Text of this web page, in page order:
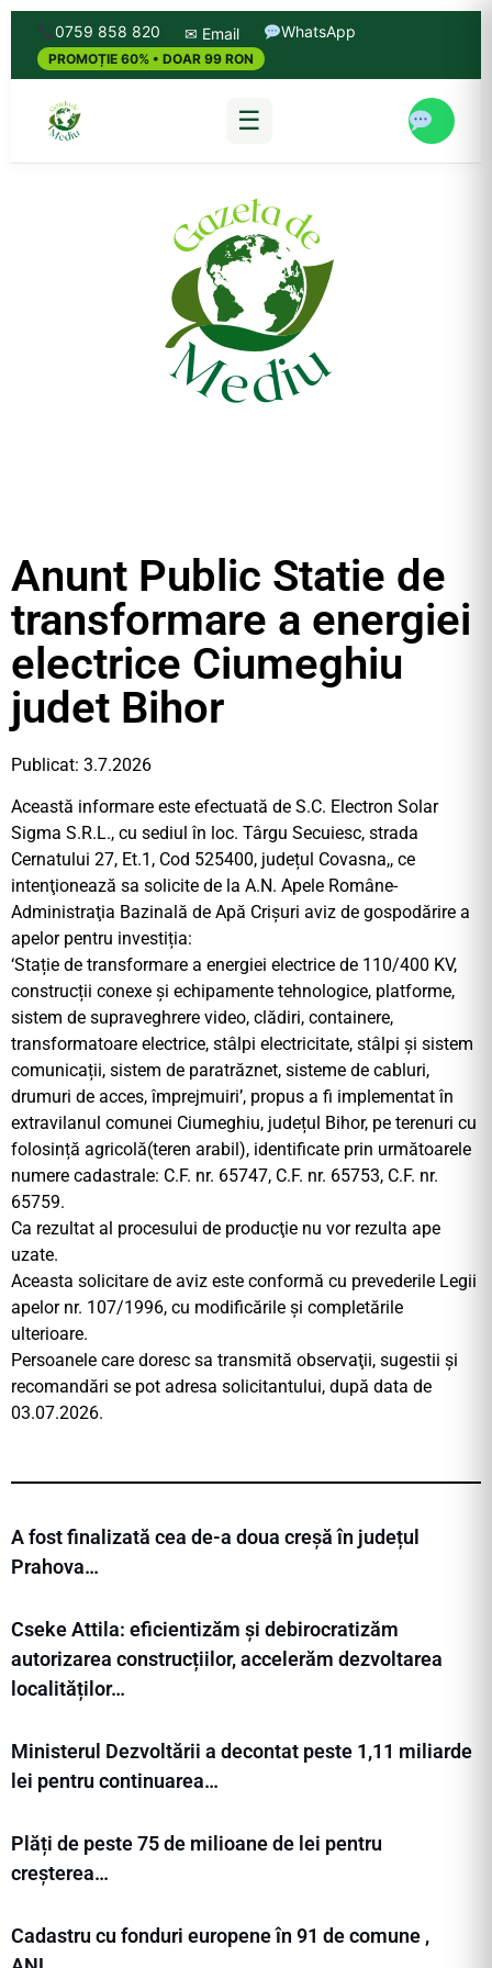
0759 858 820 ✉ Email WhatsApp
PROMOȚIE 60% • DOAR 99 RON
☰
Anunt Public Statie de
transformare a energiei
electrice Ciumeghiu
judet Bihor
Publicat: 3.7.2026
Această informare este efectuată de S.C. Electron Solar
Sigma S.R.L., cu sediul în loc. Târgu Secuiesc, strada
Cernatului 27, Et.1, Cod 525400, județul Covasna,, ce
intenţionează sa solicite de la A.N. Apele Române-
Administraţia Bazinală de Apă Crişuri aviz de gospodărire a
apelor pentru investiția:
‘Stație de transformare a energiei electrice de 110/400 KV,
construcții conexe și echipamente tehnologice, platforme,
sistem de supraveghrere video, clădiri, containere,
transformatoare electrice, stâlpi electricitate, stâlpi și sistem
comunicații, sistem de paratrăznet, sisteme de cabluri,
drumuri de acces, împrejmuiri’, propus a fi implementat în
extravilanul comunei Ciumeghiu, județul Bihor, pe terenuri cu
folosință agricolă(teren arabil), identificate prin următoarele
numere cadastrale: C.F. nr. 65747, C.F. nr. 65753, C.F. nr.
65759.
Ca rezultat al procesului de producţie nu vor rezulta ape
uzate.
Aceasta solicitare de aviz este conformă cu prevederile Legii
apelor nr. 107/1996, cu modificările şi completările
ulterioare.
Persoanele care doresc sa transmită observaţii, sugestii şi
recomandări se pot adresa solicitantului, după data de
03.07.2026.
A fost finalizată cea de-a doua creșă în județul
Prahova…
Cseke Attila: eficientizăm și debirocratizăm
autorizarea construcțiilor, accelerăm dezvoltarea
localităților…
Ministerul Dezvoltării a decontat peste 1,11 miliarde
lei pentru continuarea…
Plăți de peste 75 de milioane de lei pentru
creșterea…
Cadastru cu fonduri europene în 91 de comune ,